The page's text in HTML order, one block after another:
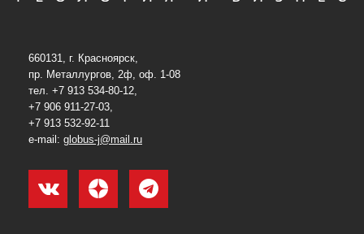
660131, г. Красноярск,
пр. Металлургов, 2ф, оф. 1-08
тел. +7 913 534-80-12,
+7 906 911-27-03,
+7 913 532-92-11
e-mail: globus-j@mail.ru